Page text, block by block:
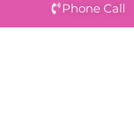
Phone Call